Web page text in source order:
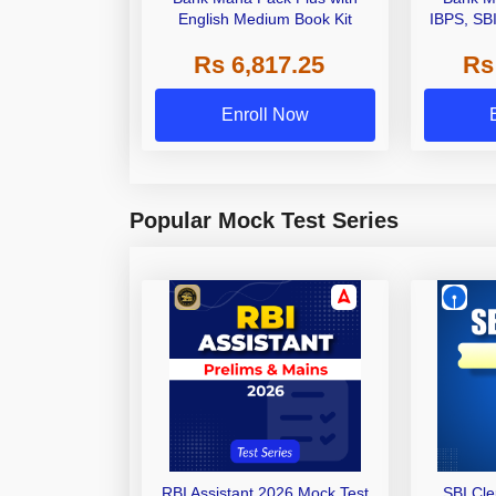
English Medium Book Kit
Rs 6,817.25
Enroll Now
IBPS,
Other
Popular Mock Test Series
RBI Assistant 2026 Mock Test
SBI